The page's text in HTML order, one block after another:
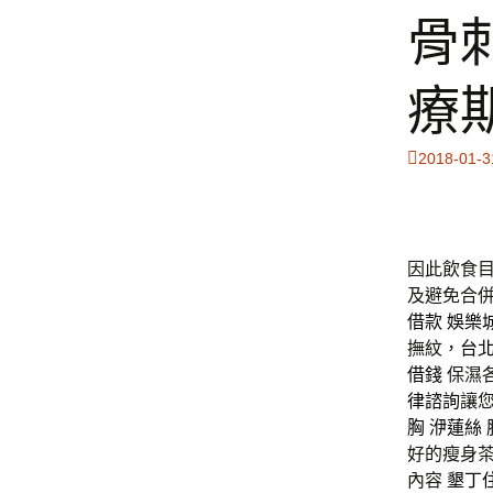
骨
療
2018-01-
因此飲食
及避免合
借款 娛樂
撫紋， 台
借錢 保濕
律諮詢讓
胸 洢蓮絲
好的瘦身
內容 墾丁